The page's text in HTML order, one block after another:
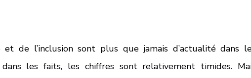
de l’inclusion sont plus que jamais d’actualité dans
les faits, les chiffres sont relativement timides.